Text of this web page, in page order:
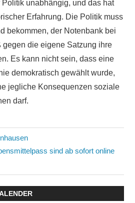
unabhängig, und das hat
Erfahrung. Die Politik muss
bekommen, der Notenbank bei
gegen die eigene Satzung ihre
Es kann nicht sein, dass eine
demokratisch gewählt wurde,
jegliche Konsequenzen soziale
darf.
sind ab sofort online